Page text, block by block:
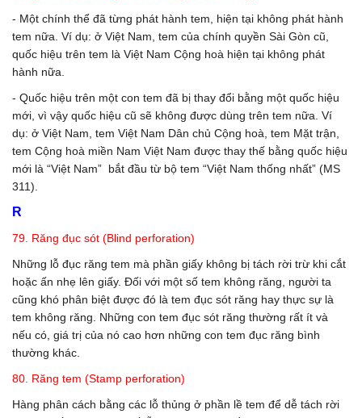
- Một chính thể đã từng phát hành tem, hiện tại không phát hành
tem nữa. Ví dụ: ở Việt Nam, tem của chính quyền Sài Gòn cũ,
quốc hiệu trên tem là Việt Nam Cộng hoà hiện tại không phát
hành nữa.
- Quốc hiệu trên một con tem đã bị thay đổi bằng một quốc hiệu
mới, vì vậy quốc hiệu cũ sẽ không được dùng trên tem nữa. Ví
dụ: ở Việt Nam, tem Việt Nam Dân chủ Cộng hoà, tem Mặt trận,
tem Cộng hoà miền Nam Việt Nam được thay thế bằng quốc hiệu
mới là “Việt Nam” bắt đầu từ bộ tem “Việt Nam thống nhất” (MS
311).
R
79. Răng đục sót (Blind perforation)
Những lỗ đục răng tem mà phần giấy không bị tách rời trừ khi cắt
hoặc ấn nhẹ lên giấy. Đối với một số tem không răng, người ta
cũng khó phân biệt được đó là tem đục sót răng hay thực sự là
tem không răng. Những con tem đục sót răng thường rất ít và
nếu có, giá trị của nó cao hơn những con tem đục răng bình
thường khác.
80. Răng tem (Stamp perforation)
Hàng phân cách bằng các lỗ thủng ở phần lề tem để dễ tách rời